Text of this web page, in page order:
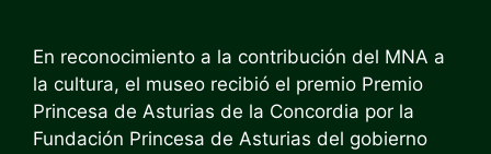
En reconocimiento a la contribución del MNA a
la cultura, el museo recibió el premio Premio
Princesa de Asturias de la Concordia por la
Fundación Princesa de Asturias del gobierno